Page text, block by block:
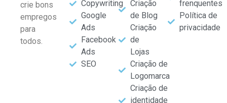
crie bons
empregos
para
todos.
Copywriting
Google
Ads
Facebook
Ads
SEO
Criação
de Blog
Criação
de
Lojas
Criação de
Logomarca
Criação de
identidade
frenquentes
Política de
privacidade